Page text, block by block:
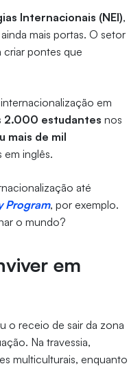
Internacionais (NEI),
mais portas. O setor
criar pontes que
em
2.000 estudantes nos
mais de mil
em inglês.
até
Program, por exemplo.
o mundo?
em
o receio de sair da zona
Na travessia,
multiculturais, enquanto